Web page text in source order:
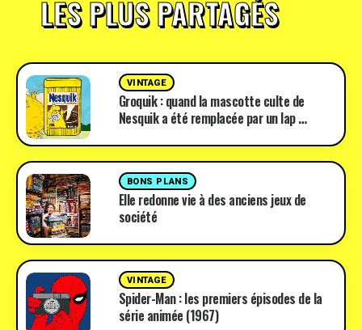
LES PLUS PARTAGÉS
VINTAGE
Groquik : quand la mascotte culte de
Nesquik a été remplacée par un lap …
BONS PLANS
Elle redonne vie à des anciens jeux de
société
VINTAGE
Spider-Man : les premiers épisodes de la
série animée (1967)